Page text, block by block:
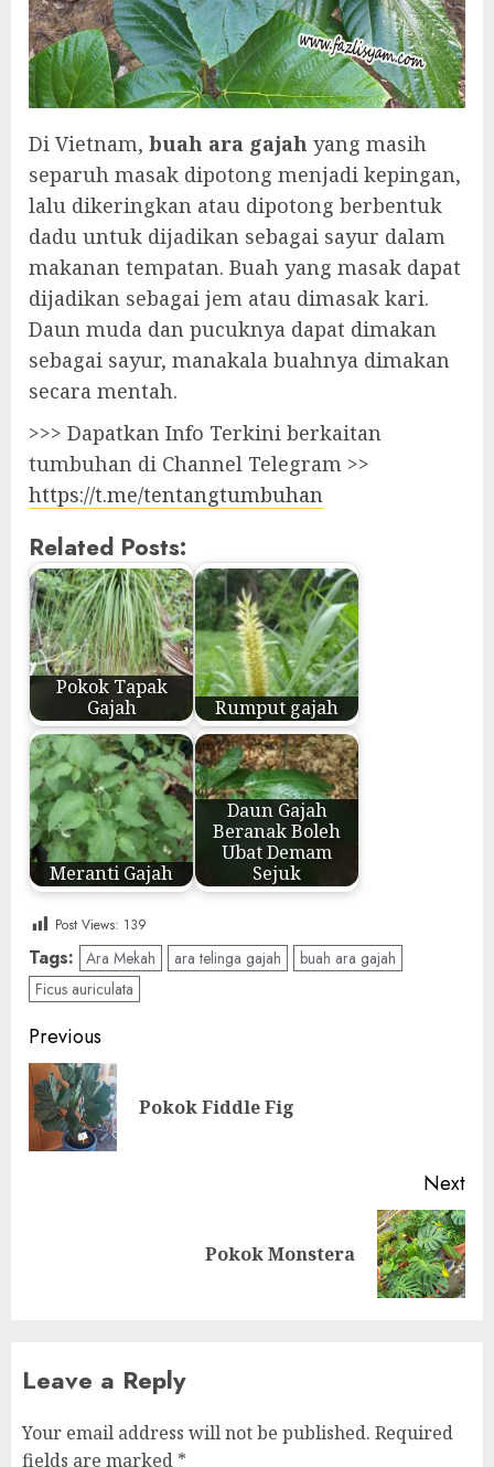
Di Vietnam, buah ara gajah yang masih
separuh masak dipotong menjadi kepingan,
lalu dikeringkan atau dipotong berbentuk
dadu untuk dijadikan sebagai sayur dalam
makanan tempatan. Buah yang masak dapat
dijadikan sebagai jem atau dimasak kari.
Daun muda dan pucuknya dapat dimakan
sebagai sayur, manakala buahnya dimakan
secara mentah.
>>> Dapatkan Info Terkini berkaitan
tumbuhan di Channel Telegram >>
https://t.me/tentangtumbuhan
Related Posts:
Pokok Tapak
Gajah
Rumput gajah
Meranti Gajah
Daun Gajah
Beranak Boleh
Ubat Demam
Sejuk
Post Views: 139
Tags: Ara Mekah ara telinga gajah
buah ara gajah
Ficus auriculata
Post
navigation
Previous
Pokok Fiddle Fig
Next
Pokok Monstera
Leave a Reply
Your email address will not be published. Required
fields are marked *